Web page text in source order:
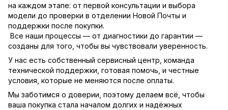
на каждом этапе: от первой консультации и выбора
модели до проверки в отделении Новой Почты и
поддержки после покупки.
Все наши процессы — от диагностики до гарантии —
созданы для того, чтобы вы чувствовали уверенность.
У нас есть собственный сервисный центр, команда
технической поддержки, готовая помочь, и честные
условия, которые не меняются после оплаты.
Мы заботимся о доверии, поэтому делаем всё, чтобы
ваша покупка стала началом долгих и надёжных